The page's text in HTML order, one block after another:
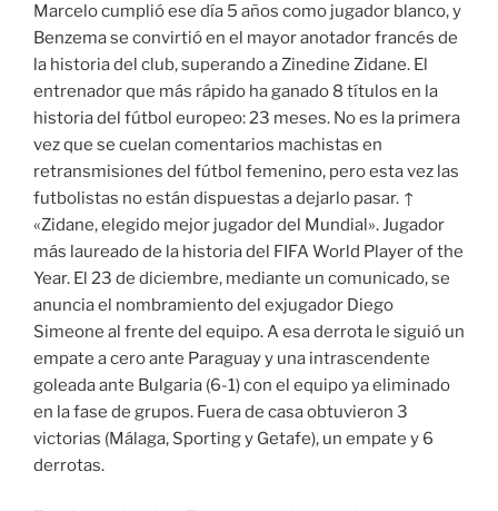
Marcelo cumplió ese día 5 años como jugador blanco, y
Benzema se convirtió en el mayor anotador francés de
la historia del club, superando a Zinedine Zidane. El
entrenador que más rápido ha ganado 8 títulos en la
historia del fútbol europeo: 23 meses. No es la primera
vez que se cuelan comentarios machistas en
retransmisiones del fútbol femenino, pero esta vez las
futbolistas no están dispuestas a dejarlo pasar. ↑
«Zidane, elegido mejor jugador del Mundial». Jugador
más laureado de la historia del FIFA World Player of the
Year. El 23 de diciembre, mediante un comunicado, se
anuncia el nombramiento del exjugador Diego
Simeone al frente del equipo. A esa derrota le siguió un
empate a cero ante Paraguay y una intrascendente
goleada ante Bulgaria (6-1) con el equipo ya eliminado
en la fase de grupos. Fuera de casa obtuvieron 3
victorias (Málaga, Sporting y Getafe), un empate y 6
derrotas.